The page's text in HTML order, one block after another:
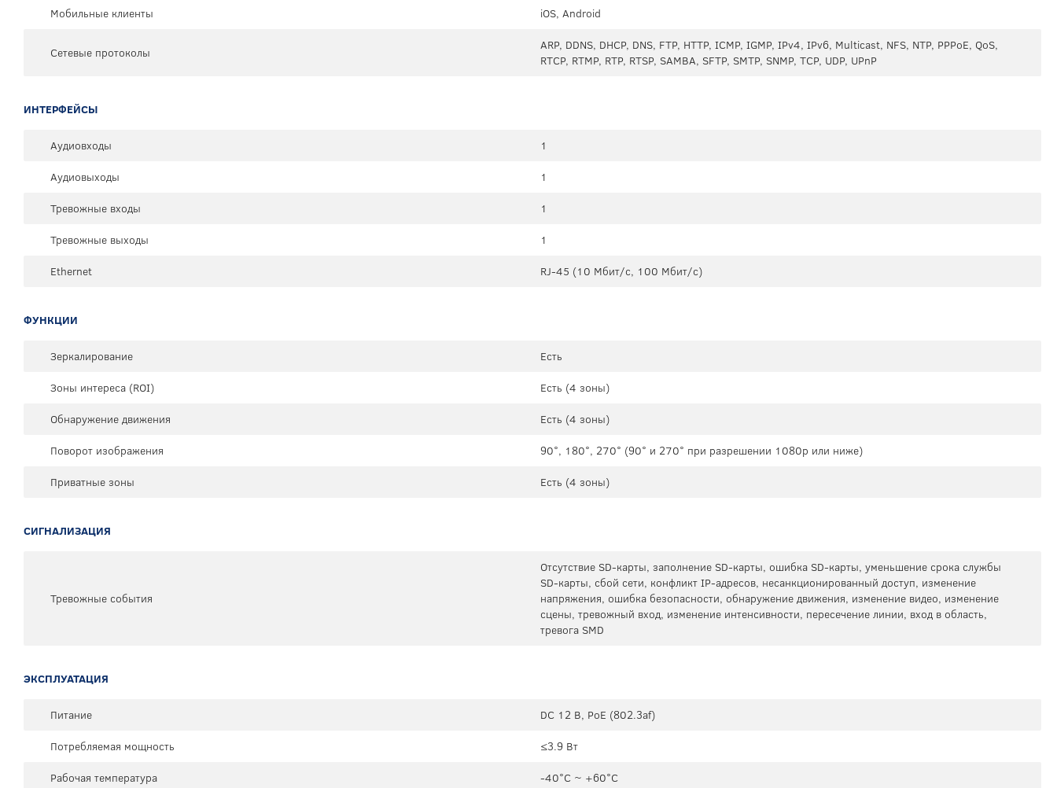
Мобильные клиенты
iOS, Android
Сетевые протоколы
ARP, DDNS, DHCP, DNS, FTP, HTTP, ICMP, IGMP, IPv4, IPv6, Multicast, NFS, NTP, PPPoE, QoS,
RTCP, RTMP, RTP, RTSP, SAMBA, SFTP, SMTP, SNMP, TCP, UDP, UPnP
ИНТЕРФЕЙСЫ
Аудиовходы
1
Аудиовыходы
1
Тревожные входы
1
Тревожные выходы
1
Ethernet
RJ-45 (10 Мбит/с, 100 Мбит/с)
ФУНКЦИИ
Зеркалирование
Есть
Зоны интереса (ROI)
Есть (4 зоны)
Обнаружение движения
Есть (4 зоны)
Поворот изображения
90°, 180°, 270° (90° и 270° при разрешении 1080p или ниже)
Приватные зоны
Есть (4 зоны)
СИГНАЛИЗАЦИЯ
Тревожные события
Отсутствие SD-карты, заполнение SD-карты, ошибка SD-карты, уменьшение срока службы
SD-карты, сбой сети, конфликт IP-адресов, несанкционированный доступ, изменение
напряжения, ошибка безопасности, обнаружение движения, изменение видео, изменение
сцены, тревожный вход, изменение интенсивности, пересечение линии, вход в область,
тревога SMD
ЭКСПЛУАТАЦИЯ
Питание
DC 12 В, PoE (802.3af)
Потребляемая мощность
≤3.9 Вт
Рабочая температура
-40°C ~ +60°C